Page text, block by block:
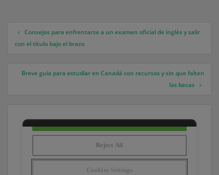
Navegación de entradas
Consejos para enfrentarse a un examen oficial de inglés y salir
con el título bajo el brazo
Breve guía para estudiar en Canadá con recursos y sin que falten
las becas